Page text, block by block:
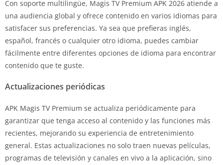
Con soporte multilingüe, Magis TV Premium APK 2026 atiende a
una audiencia global y ofrece contenido en varios idiomas para
satisfacer sus preferencias. Ya sea que prefieras inglés,
español, francés o cualquier otro idioma, puedes cambiar
fácilmente entre diferentes opciones de idioma para encontrar
contenido que te guste.
Actualizaciones periódicas
APK Magis TV Premium se actualiza periódicamente para
garantizar que tenga acceso al contenido y las funciones más
recientes, mejorando su experiencia de entretenimiento
general. Estas actualizaciones no solo traen nuevas películas,
programas de televisión y canales en vivo a la aplicación, sino